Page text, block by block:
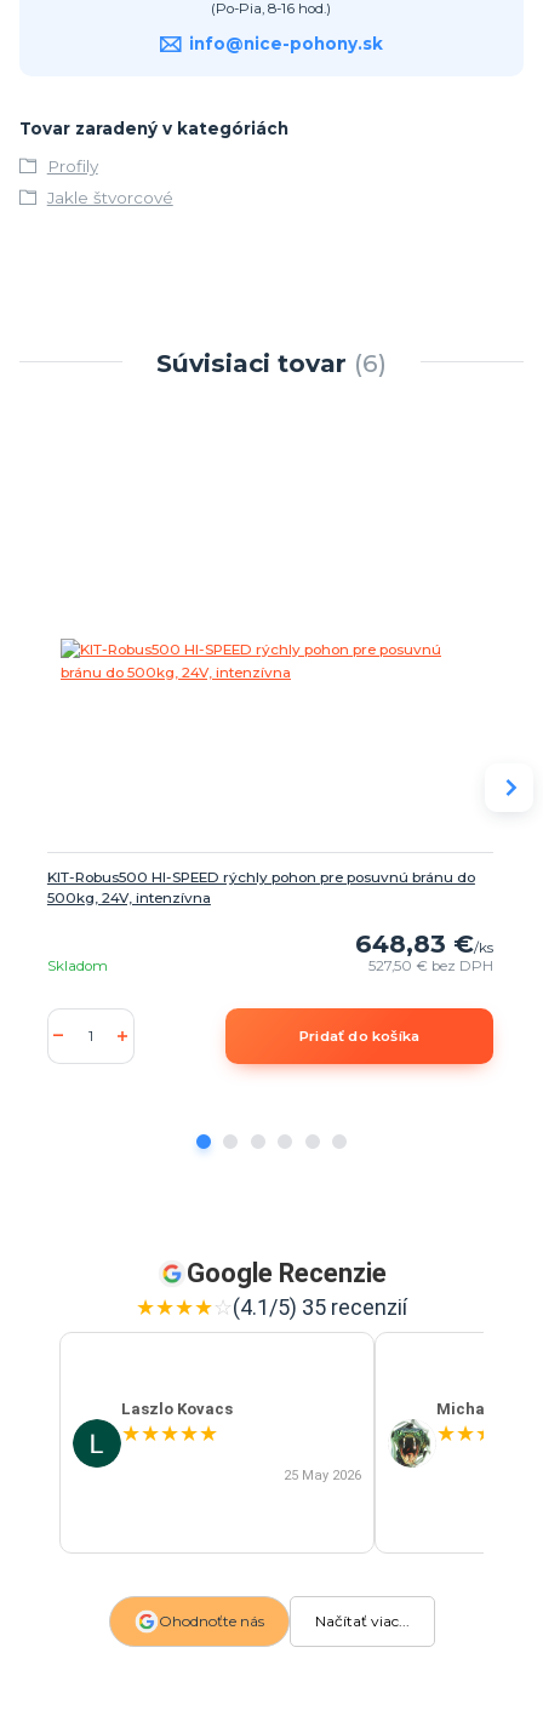
(Po-Pia, 8-16 hod.)
info@nice-pohony.sk
Tovar zaradený v kategóriách
Profily
Jakle štvorcové
Súvisiaci tovar 6
KIT-Robus500 HI-SPEED rýchly pohon pre posuvnú bránu do
500kg, 24V, intenzívna
648,83 €/ks
527,50 € bez DPH
Skladom
Pridať do košíka
Google Recenzie
★★★★☆(4.1/5) 35 recenzií
Laszlo Kovacs
★★★★★
25 May 2026
Michal Szabo
★★★
Ohodnoťte nás Načítať viac...